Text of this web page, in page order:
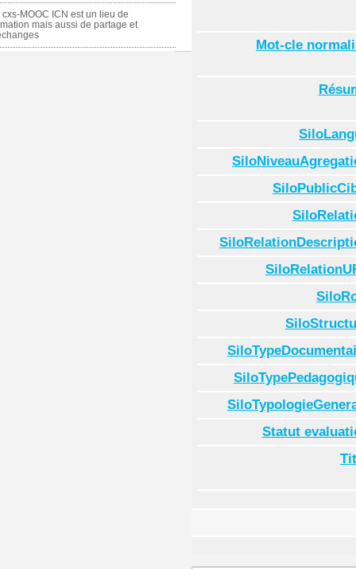
Mot-cle
Statut
cxs-MOOC ICN est un lieu de
mais aussi de partage et